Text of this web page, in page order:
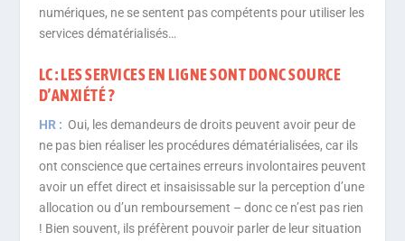
numériques, ne se sentent pas compétents pour utiliser les
services dématérialisés…
LC : LES SERVICES EN LIGNE SONT DONC SOURCE
D’ANXIÉTÉ ?
HR : Oui, les demandeurs de droits peuvent avoir peur de
ne pas bien réaliser les procédures dématérialisées, car ils
ont conscience que certaines erreurs involontaires peuvent
avoir un effet direct et insaisissable sur la perception d’une
allocation ou d’un remboursement – donc ce n’est pas rien
! Bien souvent, ils préfèrent pouvoir parler de leur situation